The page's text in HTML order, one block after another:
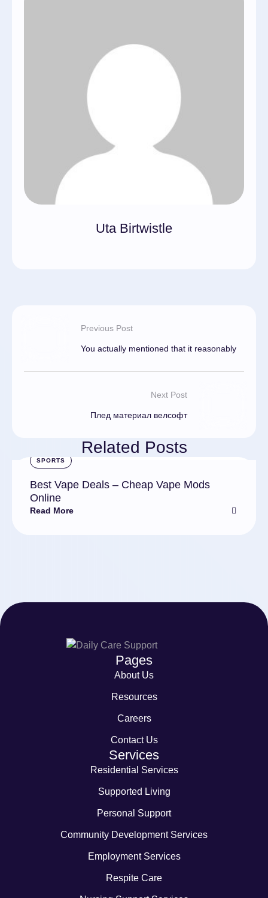
Uta Birtwistle
Previous Post
You actually mentioned that it reasonably
Next Post
Плед материал велсофт
Related Posts
SPORTS
Best Vape Deals – Cheap Vape Mods
Online
Read More
Pages
About Us
Resources
Careers
Contact Us
Services
Residential Services
Supported Living
Personal Support
Community Development Services
Employment Services
Respite Care